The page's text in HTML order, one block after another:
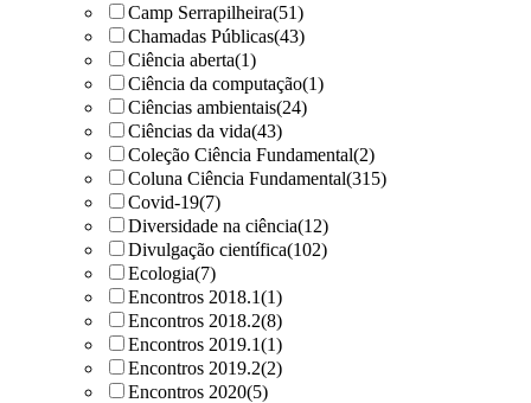
Camp Serrapilheira(51)
Chamadas Públicas(43)
Ciência aberta(1)
Ciência da computação(1)
Ciências ambientais(24)
Ciências da vida(43)
Coleção Ciência Fundamental(2)
Coluna Ciência Fundamental(315)
Covid-19(7)
Diversidade na ciência(12)
Divulgação científica(102)
Ecologia(7)
Encontros 2018.1(1)
Encontros 2018.2(8)
Encontros 2019.1(1)
Encontros 2019.2(2)
Encontros 2020(5)